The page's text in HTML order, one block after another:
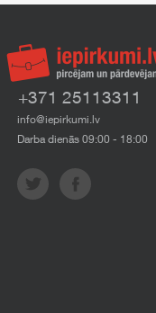
+371 25113311
info@iepirkumi.lv
Darba dienās 09:00 - 18:00